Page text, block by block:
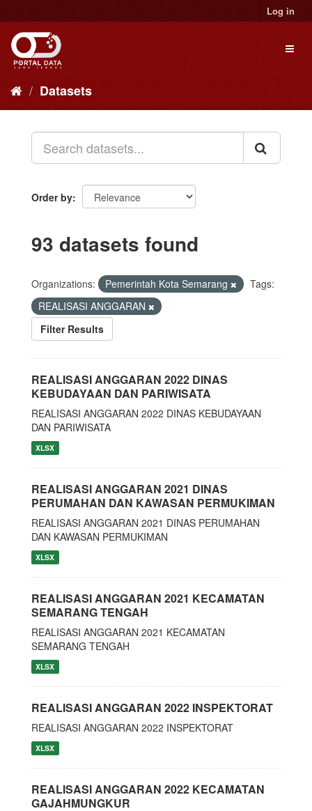
to
content
Log in
Datasets
Order by
93 datasets found
Organizations: Pemerintah Kota Semarang
Tags:
REALISASI ANGGARAN
Filter Results
REALISASI ANGGARAN 2022 DINAS
KEBUDAYAAN DAN PARIWISATA
REALISASI ANGGARAN 2022 DINAS KEBUDAYAAN
DAN PARIWISATA
XLSX
REALISASI ANGGARAN 2021 DINAS
PERUMAHAN DAN KAWASAN PERMUKIMAN
REALISASI ANGGARAN 2021 DINAS PERUMAHAN
DAN KAWASAN PERMUKIMAN
XLSX
REALISASI ANGGARAN 2021 KECAMATAN
SEMARANG TENGAH
REALISASI ANGGARAN 2021 KECAMATAN
SEMARANG TENGAH
XLSX
REALISASI ANGGARAN 2022 INSPEKTORAT
REALISASI ANGGARAN 2022 INSPEKTORAT
XLSX
REALISASI ANGGARAN 2022 KECAMATAN
GAJAHMUNGKUR